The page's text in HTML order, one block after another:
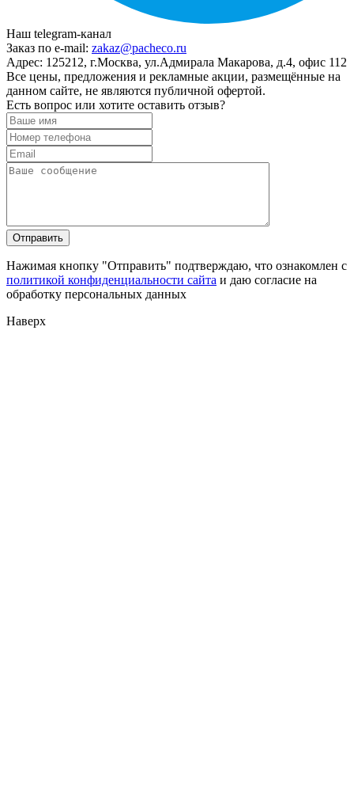
Наш telegram-канал
Заказ по e-mail: zakaz@pacheco.ru
Адрес: 125212, г.Москва, ул.Адмирала Макарова, д.4, офис 112
Все цены, предложения и рекламные акции, размещённые на
данном сайте, не являются публичной офертой.
Есть вопрос или хотите оставить отзыв?
Нажимая кнопку "Отправить" подтверждаю, что ознакомлен с
политикой конфиденциальности сайта и даю согласие на
обработку персональных данных
Наверх